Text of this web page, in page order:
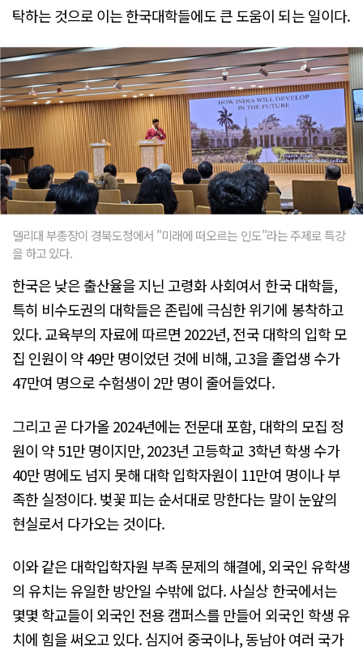
탁하는 것으로 이는 한국대학들에도 큰 도움이 되는 일이다.
델리대 부총장이 경북도청에서 "미래에 떠오르는 인도"라는 주제로 특강
을 하고 있다.
한국은 낮은 출산율을 지닌 고령화 사회여서 한국 대학들,
특히 비수도권의 대학들은 존립에 극심한 위기에 봉착하고
있다. 교육부의 자료에 따르면 2022년, 전국 대학의 입학 모
집 인원이 약 49만 명이었던 것에 비해, 고3을 졸업생 수가
47만여 명으로 수험생이 2만 명이 줄어들었다.
그리고 곧 다가올 2024년에는 전문대 포함, 대학의 모집 정
원이 약 51만 명이지만, 2023년 고등학교 3학년 학생 수가
40만 명에도 넘지 못해 대학 입학자원이 11만여 명이나 부
족한 실정이다. 벚꽃 피는 순서대로 망한다는 말이 눈앞의
현실로서 다가오는 것이다.
이와 같은 대학입학자원 부족 문제의 해결에, 외국인 유학생
의 유치는 유일한 방안일 수밖에 없다. 사실상 한국에서는
몇몇 학교들이 외국인 전용 캠퍼스를 만들어 외국인 학생 유
치에 힘을 써오고 있다. 심지어 중국이나, 동남아 여러 국가